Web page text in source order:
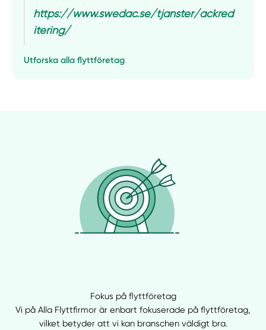
https://www.swedac.se/tjanster/ackred
itering/
Utforska alla flyttföretag
Fokus på flyttföretag
Vi på Alla Flyttfirmor är enbart fokuserade på flyttföretag,
vilket betyder att vi kan branschen väldigt bra.